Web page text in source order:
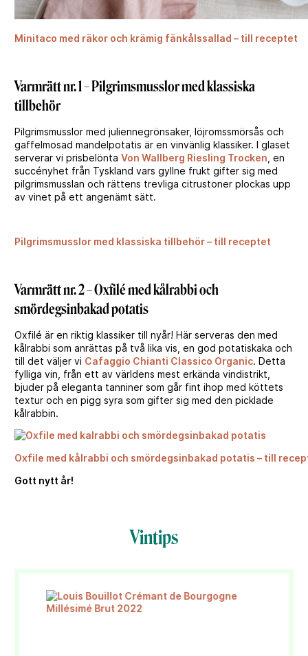
Minitaco med räkor och krämig fänkålssallad – till receptet
Varmrätt nr. 1 – Pilgrimsmusslor med klassiska
tillbehör
Pilgrimsmusslor med juliennegrönsaker, löjromssmörsås och
gaffelmosad mandelpotatis är en vinvänlig klassiker. I glaset
serverar vi prisbelönta Von Wallberg Riesling Trocken , en
succényhet från Tyskland vars gyllne frukt gifter sig med
pilgrimsmusslan och rättens trevliga citrustoner plockas upp
av vinet på ett angenämt sätt.
Pilgrimsmusslor med klassiska tillbehör – till receptet
Varmrätt nr. 2 – Oxfilé med kålrabbi och
smördegsinbakad potatis
Oxfilé är en riktig klassiker till nyår! Här serveras den med
kålrabbi som anrättas på två lika vis, en god potatiskaka och
till det väljer vi Cafaggio Chianti Classico Organic. Detta
fylliga vin, från ett av världens mest erkända vindistrikt,
bjuder på eleganta tanniner som går fint ihop med köttets
textur och en pigg syra som gifter sig med den picklade
kålrabbin.
Oxfile med kålrabbi och smördegsinbakad potatis – till
Gott nytt år!
Vintips